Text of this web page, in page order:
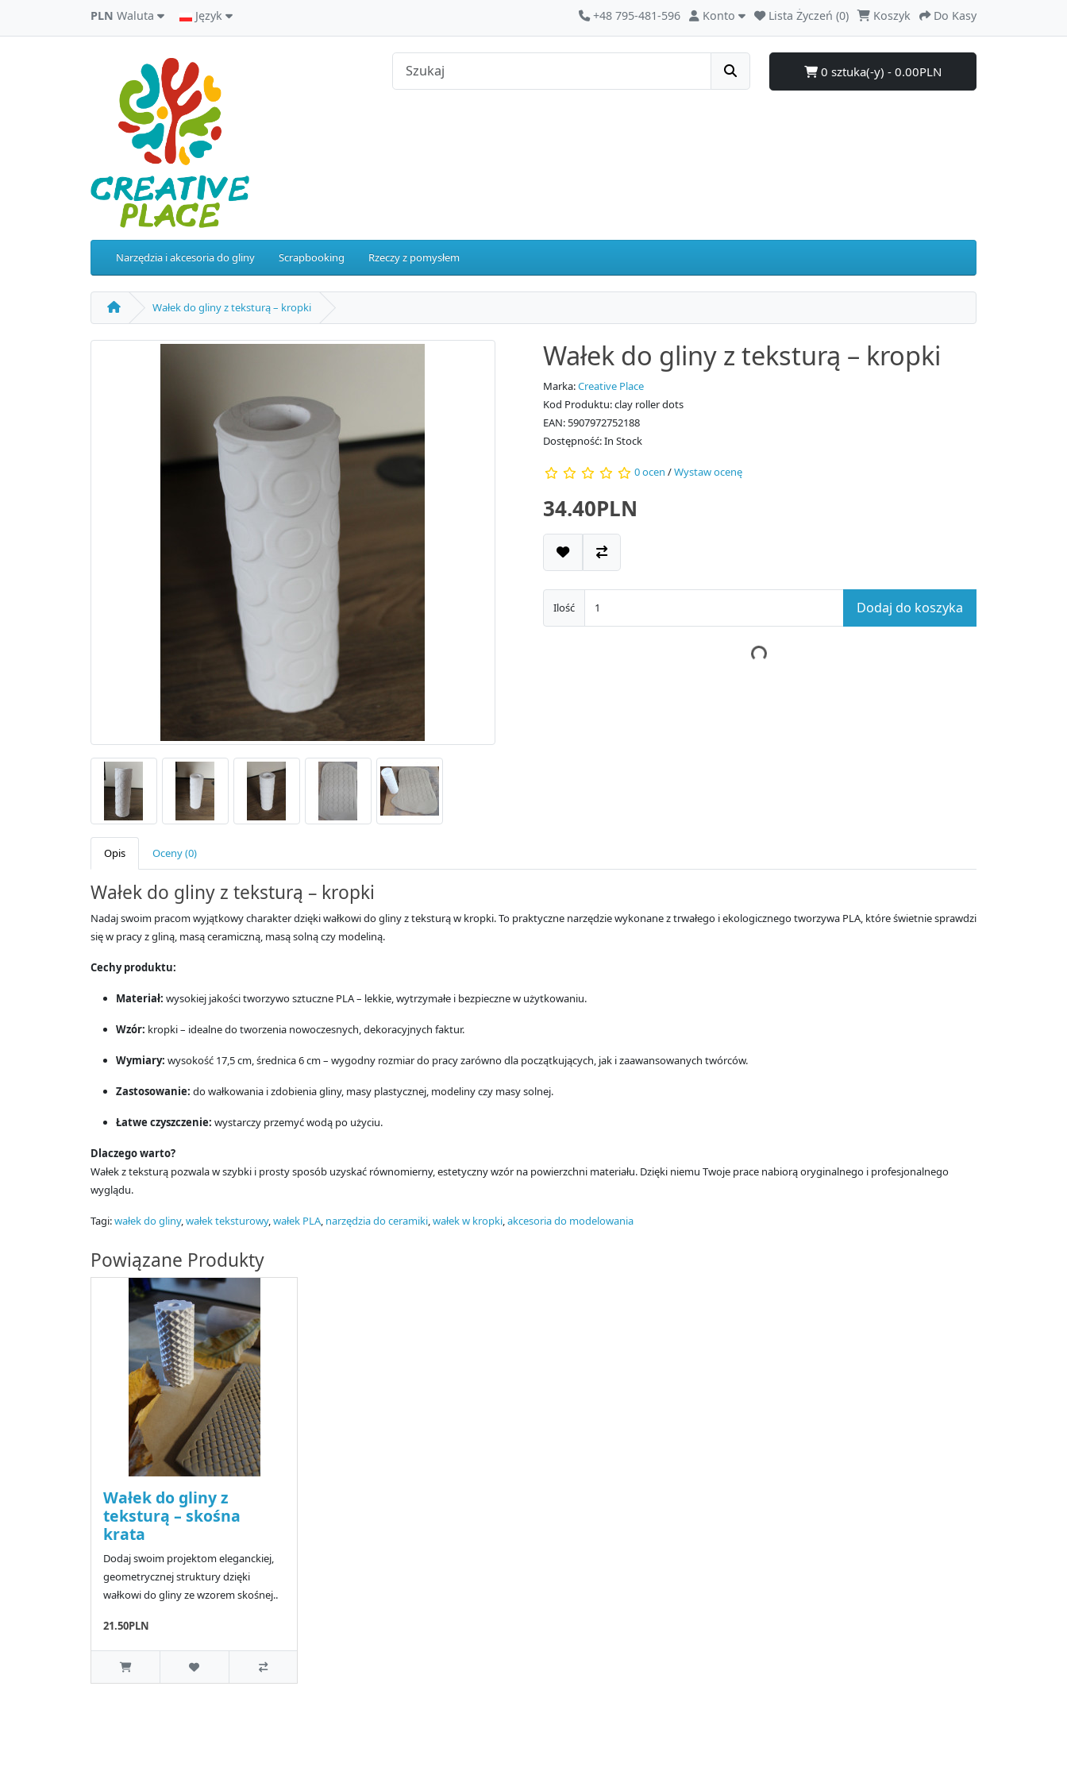
PLN Waluta Język +48 795-481-596 Konto Lista Życzeń (0) Koszyk Do Kasy
0 sztuka(-y) - 0.00PLN
Narzędzia i akcesoria do gliny Scrapbooking Rzeczy z pomysłem
Wałek do gliny z teksturą – kropki
Wałek do gliny z teksturą – kropki
Marka:Creative Place
Kod Produktu: clay roller dots
EAN: 5907972752188
Dostępność: In Stock
0 ocen /Wystaw ocenę
34.40PLN
Ilość Dodaj do koszyka
Opis Oceny (0)
Wałek do gliny z teksturą – kropki
Nadaj swoim pracom wyjątkowy charakter dzięki wałkowi do gliny z teksturą w kropki. To praktyczne narzędzie wykonane z trwałego i ekologicznego tworzywa PLA, które świetnie sprawdzi
się w pracy z gliną, masą ceramiczną, masą solną czy modeliną.
Cechy produktu:
Materiał: wysokiej jakości tworzywo sztuczne PLA – lekkie, wytrzymałe i bezpieczne w użytkowaniu.
Wzór: kropki – idealne do tworzenia nowoczesnych, dekoracyjnych faktur.
Wymiary: wysokość 17,5 cm, średnica 6 cm – wygodny rozmiar do pracy zarówno dla początkujących, jak i zaawansowanych twórców.
Zastosowanie: do wałkowania i zdobienia gliny, masy plastycznej, modeliny czy masy solnej.
Łatwe czyszczenie: wystarczy przemyć wodą po użyciu.
Dlaczego warto?
Wałek z teksturą pozwala w szybki i prosty sposób uzyskać równomierny, estetyczny wzór na powierzchni materiału. Dzięki niemu Twoje prace nabiorą oryginalnego i profesjonalnego
wyglądu.
Tagi:wałek do gliny, wałek teksturowy, wałek PLA narzędzia do ceramiki wałek w kropki akcesoria do modelowania
Powiązane Produkty
Wałek do gliny z
teksturą – skośna
krata
Dodaj swoim projektom eleganckiej,
geometrycznej struktury dzięki
wałkowi do gliny ze wzorem skośnej..
21.50PLN